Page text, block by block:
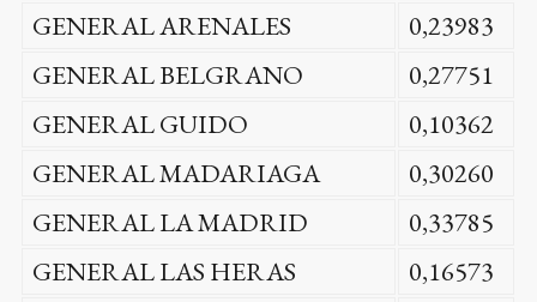
GENERAL ARENALES
0,23983
GENERAL BELGRANO
0,27751
GENERAL GUIDO
0,10362
GENERAL MADARIAGA
0,30260
GENERAL LA MADRID
0,33785
GENERAL LAS HERAS
0,16573